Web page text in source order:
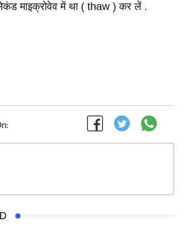
माइक्रोवेव में था ( thaw ) कर लें .